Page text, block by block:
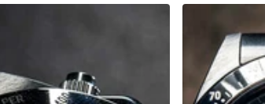
4 auf Lager
4 auf Lager
€309,00